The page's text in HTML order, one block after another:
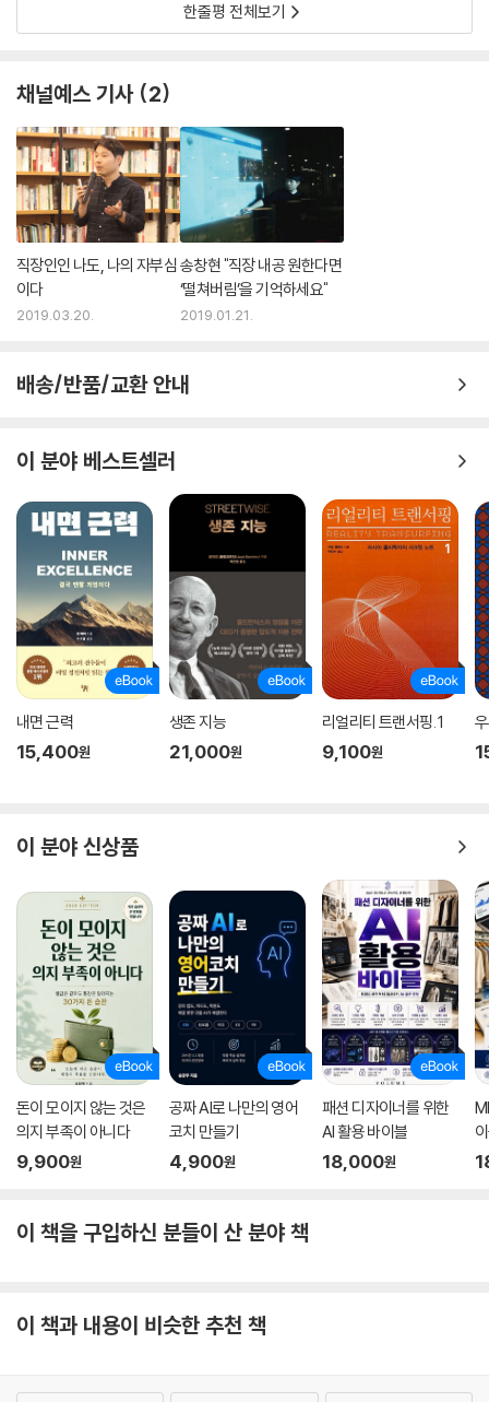
한줄평 전체보기
채널예스 기사 2
직장인인 나도, 나의 자부심
이다
2019.03.20.
송창현 "직장 내공 원한다면
‘떨쳐버림’을 기억하세요"
2019.01.21.
배송/반품/교환 안내
이 분야 베스트셀러
내면 근력
15,400원
생존 지능
21,000원
리얼리티 트랜서핑. 1
9,100원
이 분야 신상품
돈이 모이지 않는 것은
의지 부족이 아니다
9,900원
공짜 AI로 나만의 영어
코치 만들기
4,900원
패션 디자이너를 위한
AI 활용 바이블
18,000원
이 책을 구입하신 분들이 산 분야 책
이 책과 내용이 비슷한 추천 책